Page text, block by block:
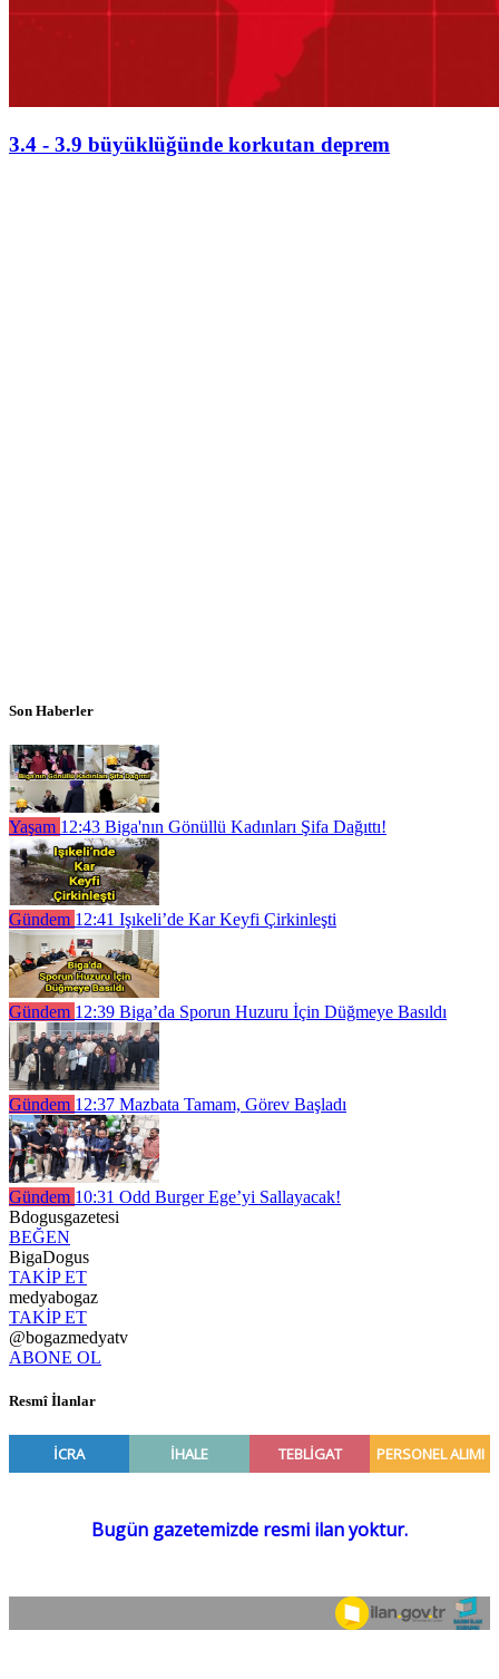
3.4 - 3.9 büyüklüğünde korkutan deprem
Son Haberler
Yaşam 12:43 Biga'nın Gönüllü Kadınları Şifa Dağıttı!
Gündem 12:41 Işıkeli’de Kar Keyfi Çirkinleşti
Gündem 12:39 Biga’da Sporun Huzuru İçin Düğmeye Basıldı
Gündem 12:37 Mazbata Tamam, Görev Başladı
Gündem 10:31 Odd Burger Ege’yi Sallayacak!
Bdogusgazetesi
BEĞEN
BigaDogus
TAKİP ET
medyabogaz
TAKİP ET
@bogazmedyatv
ABONE OL
Resmî İlanlar